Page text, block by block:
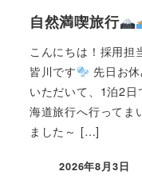
自然満喫旅行
こんにちは！採用担
皆川です
先日お
いただいて、1泊2日
海道旅行へ行ってま
ました～ […]
2026年8月3日